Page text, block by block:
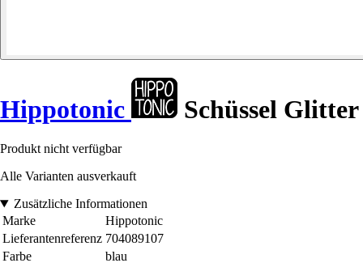
Hippotonic Schüssel Glitter
Produkt nicht verfügbar
Alle Varianten ausverkauft
Zusätzliche Informationen
Marke
Hippotonic
Lieferantenreferenz 704089107
Farbe
blau